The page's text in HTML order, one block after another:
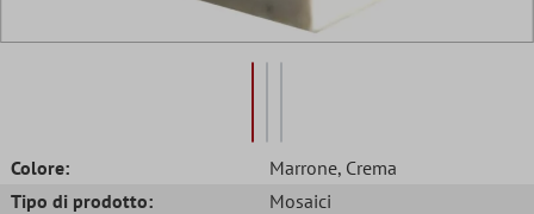
Colore: Marrone, Crema
Tipo di prodotto:
Mosaici